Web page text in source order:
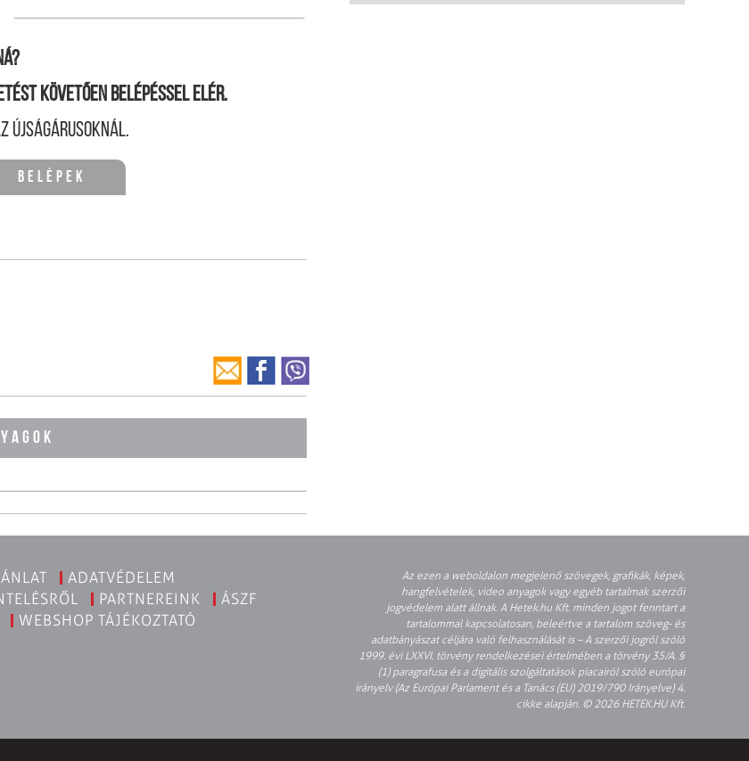
is kitűnőre vizsgázott.
követően belépéssel elér.
újságárusoknál.
Belépek
ADATVÉDELEM
PARTNEREINK
ÁSZF
WEBSHOP TÁJÉKOZTATÓ
Az ezen a weboldalon megjelenő szövegek, grafikák, képek,
hangfelvételek, video anyagok vagy egyéb tartalmak szerzői
jogvédelem alatt állnak. A Hetek.hu Kft. minden jogot fenntart a
tartalommal kapcsolatosan, beleértve a tartalom szöveg- és
adatbányászat céljára való felhasználását is – A szerzői jogról szóló
1999. évi LXXVI. törvény rendelkezései értelmében a törvény 35/A. §
(1) paragrafusa és a digitális szolgáltatások piacairól szóló európai
irányelv (Az Európai Parlament és a Tanács (EU) 2019/790 Irányelve) 4.
cikke alapján. © 2026 HETEK.HU Kft.